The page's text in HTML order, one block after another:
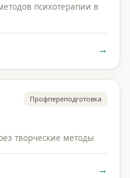
психотерапии в
→
Профпереподготовка
творческие методы
→